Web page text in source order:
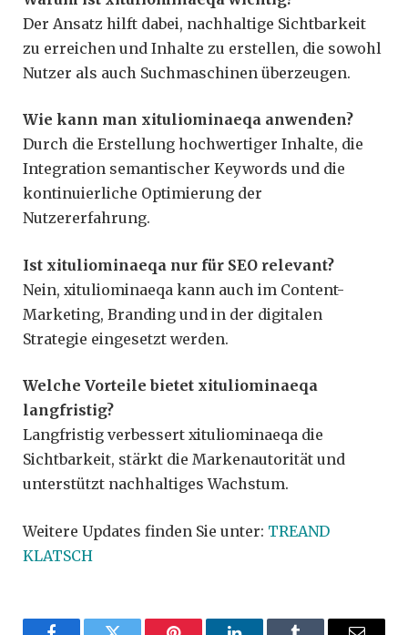
Der Ansatz hilft dabei, nachhaltige Sichtbarkeit
zu erreichen und Inhalte zu erstellen, die sowohl
Nutzer als auch Suchmaschinen überzeugen.
Wie kann man xituliominaeqa anwenden?
Durch die Erstellung hochwertiger Inhalte, die
Integration semantischer Keywords und die
kontinuierliche Optimierung der
Nutzererfahrung.
Ist xituliominaeqa nur für SEO relevant?
Nein, xituliominaeqa kann auch im Content-
Marketing, Branding und in der digitalen
Strategie eingesetzt werden.
Welche Vorteile bietet xituliominaeqa
langfristig?
Langfristig verbessert xituliominaeqa die
Sichtbarkeit, stärkt die Markenautorität und
unterstützt nachhaltiges Wachstum.
Weitere Updates finden Sie unter: TREAND
KLATSCH